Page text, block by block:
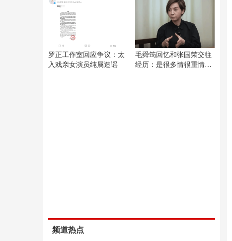
罗正工作室回应争议：太
入戏亲女演员纯属造谣
毛舜筠回忆和张国荣交往
经历：是很多情很重情的
频道热点